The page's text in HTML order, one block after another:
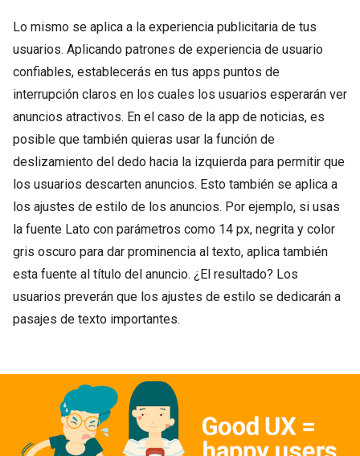
Lo mismo se aplica a la experiencia publicitaria de tus
usuarios. Aplicando patrones de experiencia de usuario
confiables, establecerás en tus apps puntos de
interrupción claros en los cuales los usuarios esperarán ver
anuncios atractivos. En el caso de la app de noticias, es
posible que también quieras usar la función de
deslizamiento del dedo hacia la izquierda para permitir que
los usuarios descarten anuncios. Esto también se aplica a
los ajustes de estilo de los anuncios. Por ejemplo, si usas
la fuente Lato con parámetros como 14 px, negrita y color
gris oscuro para dar prominencia al texto, aplica también
esta fuente al título del anuncio. ¿El resultado? Los
usuarios preverán que los ajustes de estilo se dedicarán a
pasajes de texto importantes.